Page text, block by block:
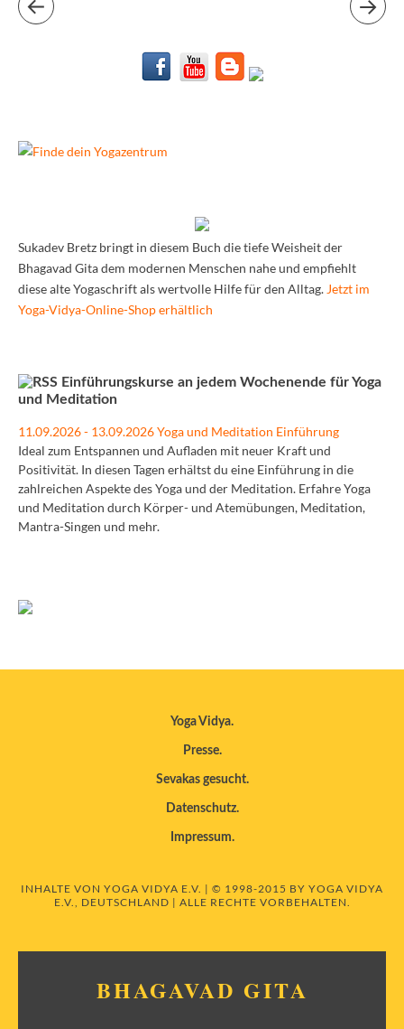
Sukadev Bretz bringt in diesem Buch die tiefe Weisheit der
Bhagavad Gita dem modernen Menschen nahe und empfiehlt
diese alte Yogaschrift als wertvolle Hilfe für den Alltag. Jetzt im
Yoga-Vidya-Online-Shop erhältlich
Einführungskurse an jedem Wochenende für Yoga
und Meditation
11.09.2026 - 13.09.2026 Yoga und Meditation Einführung
Ideal zum Entspannen und Aufladen mit neuer Kraft und
Positivität. In diesen Tagen erhältst du eine Einführung in die
zahlreichen Aspekte des Yoga und der Meditation. Erfahre Yoga
und Meditation durch Körper- und Atemübungen, Meditation,
Mantra-Singen und mehr.
Yoga Vidya
Presse
Sevakas gesucht
Datenschutz
Impressum
INHALTE VON YOGA VIDYA E.V. | © 1998-2015 BY YOGA VIDYA
E.V., DEUTSCHLAND | ALLE RECHTE VORBEHALTEN.
BHAGAVAD GITA